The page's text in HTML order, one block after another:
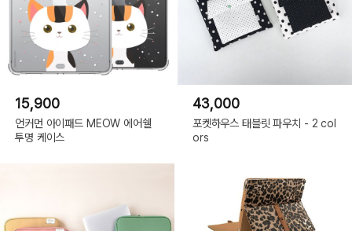
15,900
언커먼 아이패드 MEOW 에어쉘
투명 케이스
43,000
포켓하우스 태블릿 파우치 - 2 col
ors